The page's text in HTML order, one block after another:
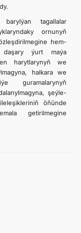
tagallalar
ornunyň
hem-
ýurt maýa
harytlarynyň we
halkara we
guramalarynyň
şeýle-
öňünde
getirilmegine